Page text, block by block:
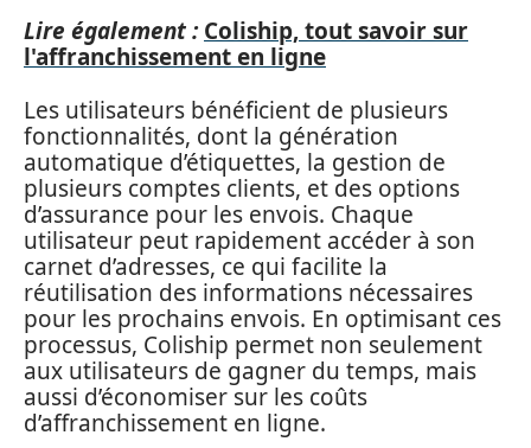
Lire également : Coliship, tout savoir sur
l'affranchissement en ligne
Les utilisateurs bénéficient de plusieurs
fonctionnalités, dont la génération
automatique d’étiquettes, la gestion de
plusieurs comptes clients, et des options
d’assurance pour les envois. Chaque
utilisateur peut rapidement accéder à son
carnet d’adresses, ce qui facilite la
réutilisation des informations nécessaires
pour les prochains envois. En optimisant ces
processus, Coliship permet non seulement
aux utilisateurs de gagner du temps, mais
aussi d’économiser sur les coûts
d’affranchissement en ligne.